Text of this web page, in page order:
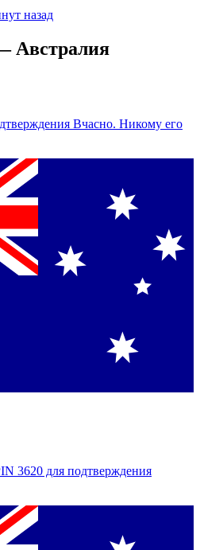
назад
Австралия
Вчасно. Никому его
3620 для подтверждения